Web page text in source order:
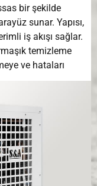
bir şekilde
sunar. Yapısı,
iş akışı sağlar.
temizleme
ve hataları